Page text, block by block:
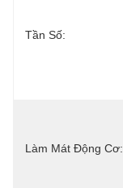
Tần Số:
Làm Mát Động Cơ: